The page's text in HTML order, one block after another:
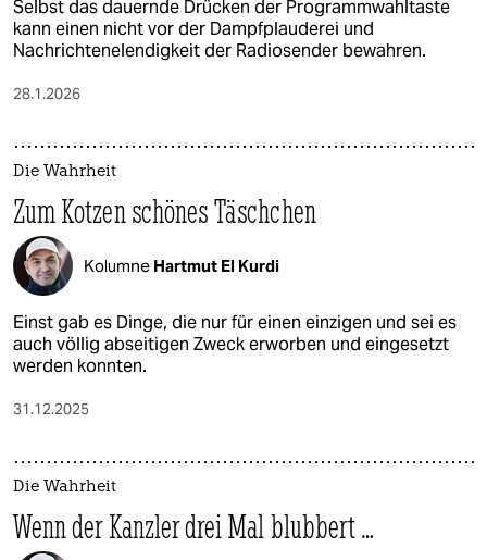
Selbst das dauernde Drücken der Programmwahltaste
kann einen nicht vor der Dampfplauderei und
Nachrichtenelendigkeit der Radiosender bewahren.
28.1.2026
Die Wahrheit
Zum Kotzen schönes Täschchen
Kolumne Hartmut El Kurdi
Einst gab es Dinge, die nur für einen einzigen und sei es
auch völlig abseitigen Zweck erworben und eingesetzt
werden konnten.
31.12.2025
Die Wahrheit
Wenn der Kanzler drei Mal blubbert …